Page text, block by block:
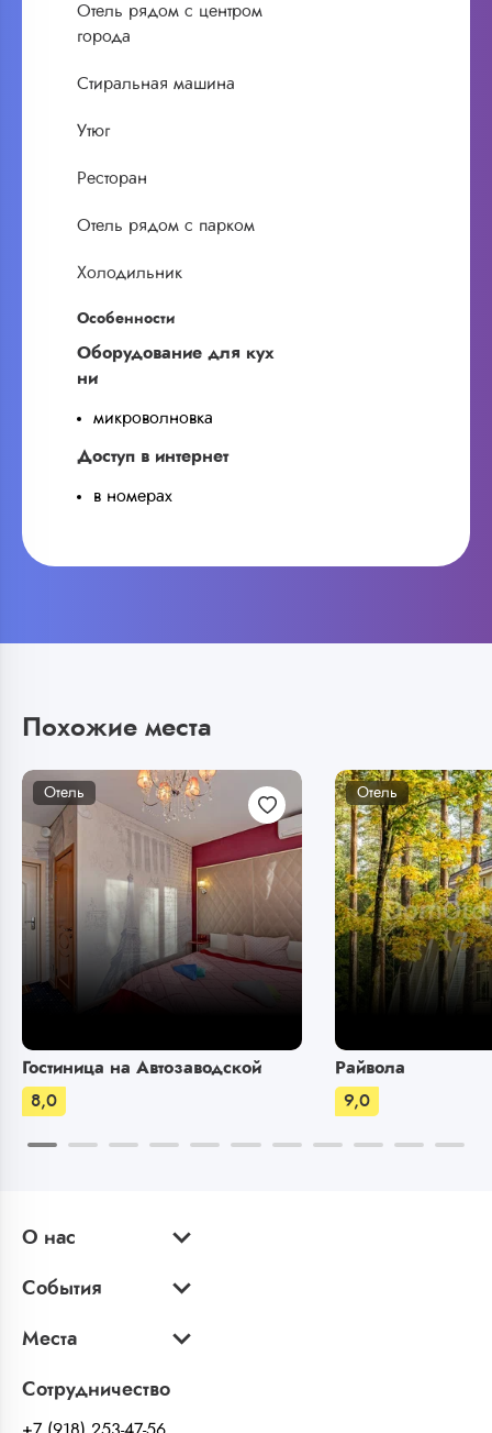
Отель рядом с центром
города
Стиральная машина
Утюг
Ресторан
Отель рядом с парком
Холодильник
Особенности
Оборудование для кух
ни
микроволновка
Доступ в интернет
в номерах
Похожие места
Отель
Гостиница на Автозаводской
8,0
Отель
Райвола
9,0
О нас
События
Места
Сотрудничество